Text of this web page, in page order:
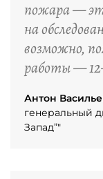
пожара —
на
возможно,
работы —
Антон
генеральный
Запад”"